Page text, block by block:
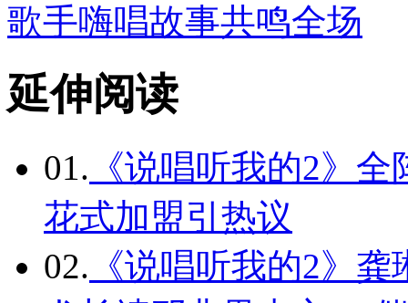
歌手嗨唱故事共鸣全场
延伸阅读
01. 《说唱听我的2》
花式加盟引热议
02. 《说唱听我的2》